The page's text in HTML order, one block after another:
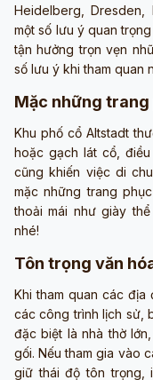
Heidelberg, Dresden,
một số lưu ý quan
tận hưởng trọn vẹn
số lưu ý khi tham quan
Mặc những
Khu phố cổ Altstadt
hoặc gạch lát cổ,
cũng khiến việc di
mặc những trang
thoải mái như giày
nhé!
Tôn trọng văn
Khi tham quan các địa
các công trình lịch sử,
đặc biệt là nhà thờ
gối. Nếu tham gia vào
giữ thái độ tôn trọng,